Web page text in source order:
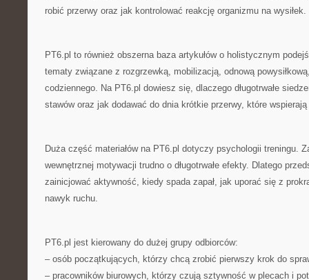
robić przerwy oraz jak kontrolować reakcję organizmu na wysiłek.
PT6.pl to również obszerna baza artykułów o holistycznym
tematy związane z rozgrzewką, mobilizacją, odnową
codziennego. Na PT6.pl dowiesz się, dlaczego długotrwałe
stawów oraz jak dodawać do dnia krótkie przerwy, które
Duża część materiałów na PT6.pl dotyczy psychologii treningu.
wewnętrznej motywacji trudno o długotrwałe efekty. Dlatego
zainicjować aktywność, kiedy spada zapał, jak uporać się z
nawyk ruchu.
PT6.pl jest kierowany do dużej grupy odbiorców:
– osób początkujących, którzy chcą zrobić pierwszy krok do
– pracowników biurowych, którzy czują sztywność w plecach i